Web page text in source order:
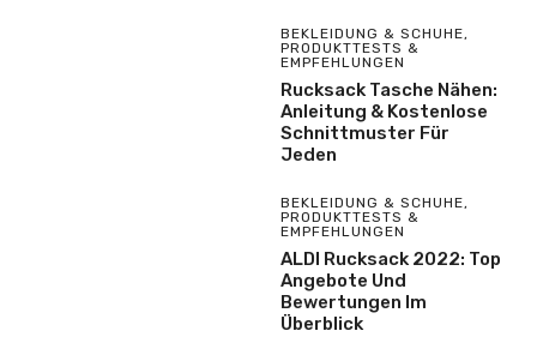
BEKLEIDUNG & SCHUHE,
PRODUKTTESTS &
EMPFEHLUNGEN
Rucksack Tasche Nähen:
Anleitung & Kostenlose
Schnittmuster Für
Jeden
BEKLEIDUNG & SCHUHE,
PRODUKTTESTS &
EMPFEHLUNGEN
ALDI Rucksack 2022: Top
Angebote Und
Bewertungen Im
Überblick